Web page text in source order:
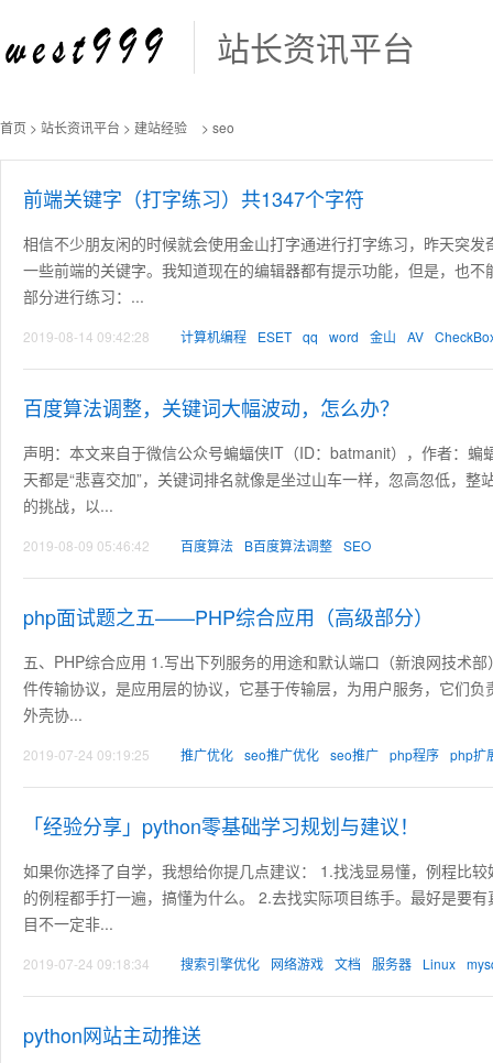
站长资讯平台
首页 > 站长资讯平台 > 建站经验 > seo
前端关键字（打字练习）共1347个字符
相信不少朋友闲的时候就会使用金山打字通进行打字练习，昨天突
一些前端的关键字。我知道现在的编辑器都有提示功能，但是，也
部分进行练习：...
2019-08-14 09:42:28 计算机编程 ESET qq word 金山 AV
百度算法调整，关键词大幅波动，怎么办？
声明：本文来自于微信公众号蝙蝠侠IT（ID：batmanit），作者：
天都是“悲喜交加”，关键词排名就像是坐过山车一样，忽高忽低，
的挑战，以...
2019-08-09 05:46:42 百度算法 B百度算法调整 SEO
php面试题之五——PHP综合应用（高级部分）
五、PHP综合应用 1.写出下列服务的用途和默认端口（新浪网技术
件传输协议，是应用层的协议，它基于传输层，为用户服务，它们
外壳协...
2019-07-24 09:19:25 推广优化 seo推广优化 seo推广 php程序 php扩
「经验分享」python零基础学习规划与建议！
如果你选择了自学，我想给你提几点建议： 1.找浅显易懂，例程比
的例程都手打一遍，搞懂为什么。 2.去找实际项目练手。最好是要
目不一定非...
2019-07-24 09:18:34 搜索引擎优化 网络游戏 文档 服务器 Linux
python网站主动推送